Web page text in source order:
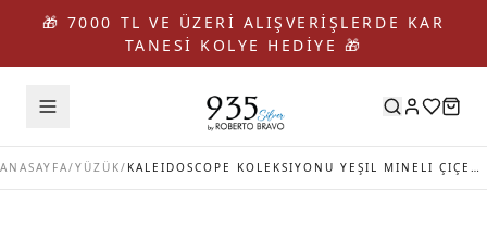
🎁 7000 TL VE ÜZERİ ALIŞVERİŞLERDE KAR
TANESİ KOLYE HEDİYE 🎁
ANASAYFA/YÜZÜK/ KALEIDOSCOPE KOLEKSIYONU YEŞIL MINELI ÇIÇEK TASARIM GÜMÜŞ YÜZÜK